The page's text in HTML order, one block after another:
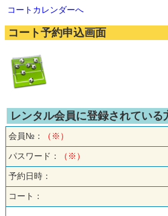
コートカレンダーへ
コート予約申込画面
レンタル会員に登録されている
会員№：
（※）
パスワード： （※）
予約日時：
コート：